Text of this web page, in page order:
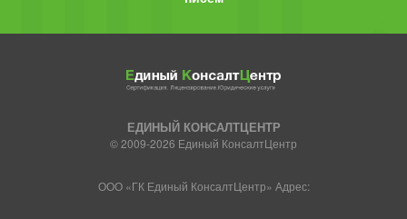
ЕДИНЫЙ КОНСАЛТЦЕНТР
© 2009-2026 Единый КонсалтЦентр
ООО «ГК Единый КонсалтЦентр» Адрес: